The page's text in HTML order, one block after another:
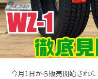
今月1日から販売開始された